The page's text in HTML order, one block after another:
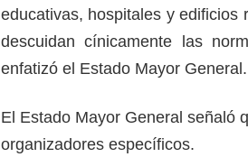
educativas, hospitales y edificios
descuidan cínicamente las
enfatizó el Estado Mayor General.
El Estado Mayor General señaló
organizadores específicos.